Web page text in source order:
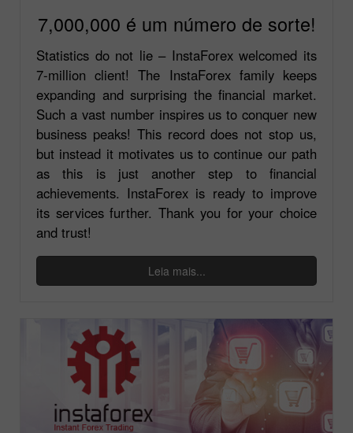
7,000,000 é um número de sorte!
Statistics do not lie – InstaForex welcomed its
7-million client! The InstaForex family keeps
expanding and surprising the financial market.
Such a vast number inspires us to conquer new
business peaks! This record does not stop us,
but instead it motivates us to continue our path
as this is just another step to financial
achievements. InstaForex is ready to improve
its services further. Thank you for your choice
and trust!
Leia mais...